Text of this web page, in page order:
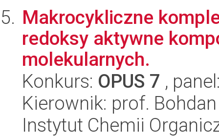
Makrocykliczne
redoksy aktywne
molekularnych.
Konkurs: OPUS 7 ,
Kierownik: prof.
Instytut Chemii